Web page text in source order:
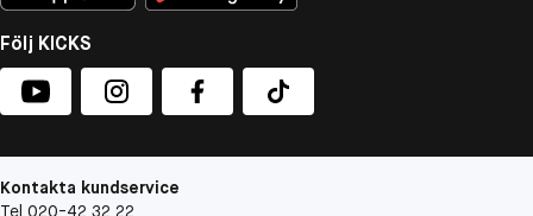
Följ KICKS
Kontakta kundservice
Tel 020-42 32 22